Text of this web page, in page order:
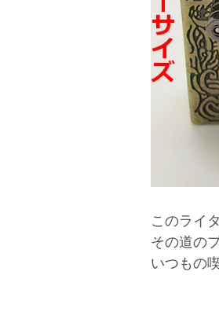
このライ
その道の
いつもの